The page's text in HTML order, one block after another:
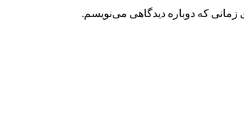
زمانی که دوباره دیدگاهی می‌نویسم.